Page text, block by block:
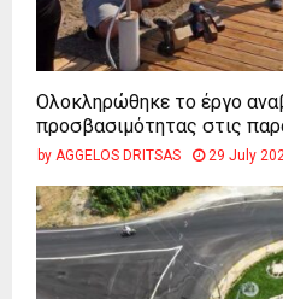
Ολοκληρώθηκε το έργο
προσβασιμότητας στις
by AGGELOS DRITSAS 29 July